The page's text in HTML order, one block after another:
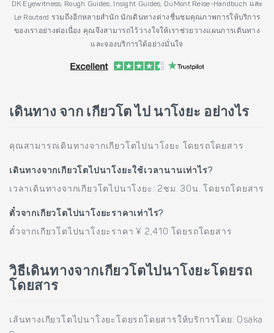
DK Eyewitness, Rough Guides, Insight Guides, DuMont Reise-Handbuch และ
Le Routard รวมถึงอีกหลายสำนัก นักเดินทางต่างชื่นชมคุณภาพการให้บริการ
ของเราอย่างต่อเนื่อง คุณจึงสามารถไว้วางใจให้เราช่วยวางแผนการเดินทาง
และจองบริการได้อย่างมั่นใจ
เดินทาง จาก เกียวโต ไป นาโงยะ อย่างไร
คุณสามารถเดินทางจากเกียวโตไปนาโงยะ โดยรถโดยสาร
เดินทางจากเกียวโตไปนาโงยะใช้เวลานานเท่าไร?
เวลาเดินทางจากเกียวโตไปนาโงยะ: 2ชม. 30น. โดยรถโดยสาร
ตั๋วจากเกียวโตไปนาโงยะราคาเท่าไร?
ตั๋วจากเกียวโตไปนาโงยะราคา ¥ 2,410 โดยรถโดยสาร
วิธีเดินทางจากเกียวโตไปนาโงยะโดยรถ
โดยสาร
เส้นทางเกียวโตไปนาโงยะโดยรถโดยสารให้บริการโดย: Osaka